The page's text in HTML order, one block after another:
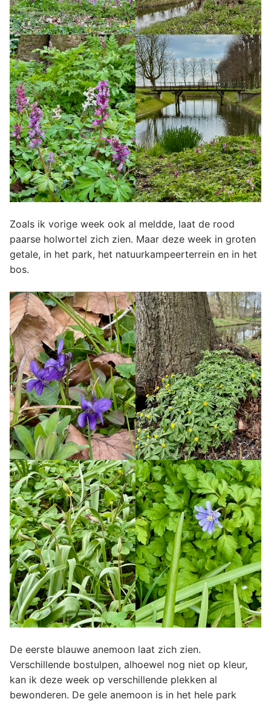
Zoals ik vorige week ook al meldde, laat de rood
paarse holwortel zich zien. Maar deze week in groten
getale, in het park, het natuurkampeerterrein en in het
bos.
De eerste blauwe anemoon laat zich zien.
Verschillende bostulpen, alhoewel nog niet op kleur,
kan ik deze week op verschillende plekken al
bewonderen. De gele anemoon is in het hele park